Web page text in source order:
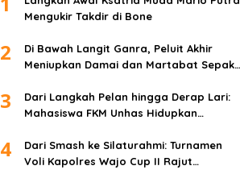
Mengukir Takdir di Bone
2
Di Bawah Langit Ganra, Peluit Akhir
Meniupkan Damai dan Martabat Sepak
3
Dari Langkah Pelan hingga Derap Lari:
Mahasiswa FKM Unhas Hidupkan
4
Dari Smash ke Silaturahmi: Turnamen
Voli Kapolres Wajo Cup II Rajut